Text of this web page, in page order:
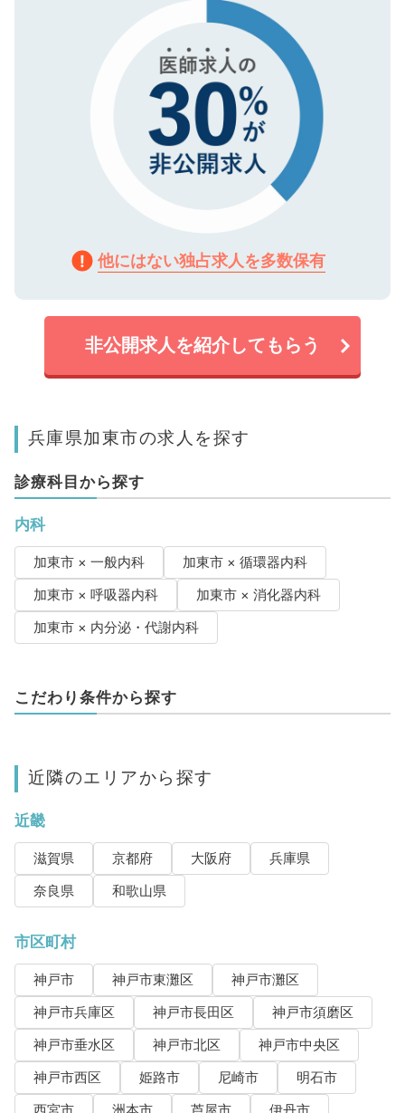
で、機密保持に関してもご安心ください。
他にはない独占求人を多数保有
非公開求人を紹介してもらう
兵庫県加東市の求人を探す
診療科目から探す
内科
加東市 × 一般内科
加東市 × 循環器内科
加東市 × 呼吸器内科
加東市 × 消化器内科
加東市 × 内分泌・代謝内科
こだわり条件から探す
近隣のエリアから探す
近畿
滋賀県 京都府 大阪府
兵庫県
奈良県
和歌山県
市区町村
神戸市 神戸市東灘区
神戸市灘区
神戸市兵庫区
神戸市長田区
神戸市須磨区
神戸市垂水区
神戸市北区
神戸市中央区
神戸市西区
姫路市 尼崎市
明石市